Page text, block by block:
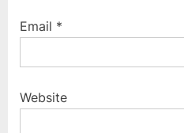
Email *
Website